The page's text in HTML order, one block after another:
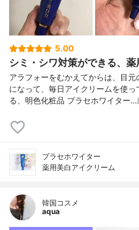
5.00
シミ・シワ対策ができる、
アラフォーをむかえてからは、目
になって、毎日アイクリームを使
る、明色化粧品 プラセホワイター…
プラセホワイター
薬用美白アイクリーム
韓国コスメ
aqua